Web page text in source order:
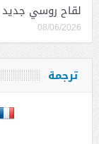
لقاح روسي جديد
08/06/2026
ترجمة